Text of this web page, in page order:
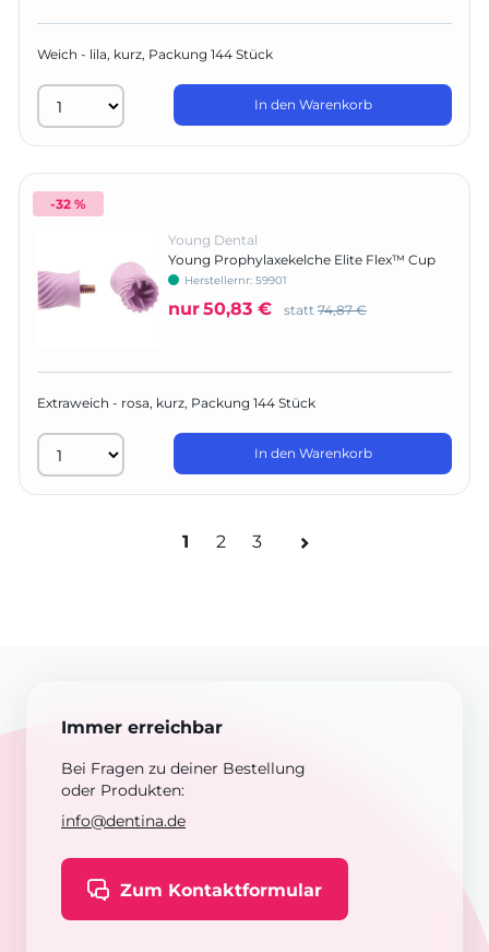
Weich - lila, kurz, Packung 144 Stück
In den Warenkorb
-32 %
Young Dental
Young Prophylaxekelche Elite Flex™ Cup
LF Herstellernr: 59901
nur50,83 € statt 74,87 €
Extraweich - rosa, kurz, Packung 144 Stück
In den Warenkorb
1 2 3
Immer erreichbar
Bei Fragen zu deiner Bestellung
oder Produkten:
info@dentina.de
Zum Kontaktformular